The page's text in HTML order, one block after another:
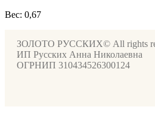
Вес: 0,67
ЗОЛОТО РУССКИХ© All rights
ИП Русских Анна Николаевна
ОГРНИП 310434526300124